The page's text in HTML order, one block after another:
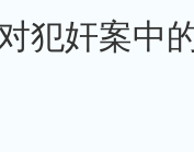
犯奸案中